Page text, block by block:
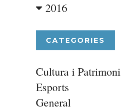
2016
CATEGORIES
Cultura i Patrimoni
Esports
General